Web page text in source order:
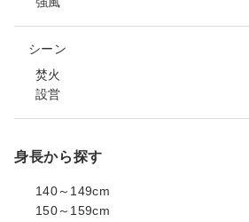
シーン
焚火
設営
身長から探す
140～149cm
150～159cm